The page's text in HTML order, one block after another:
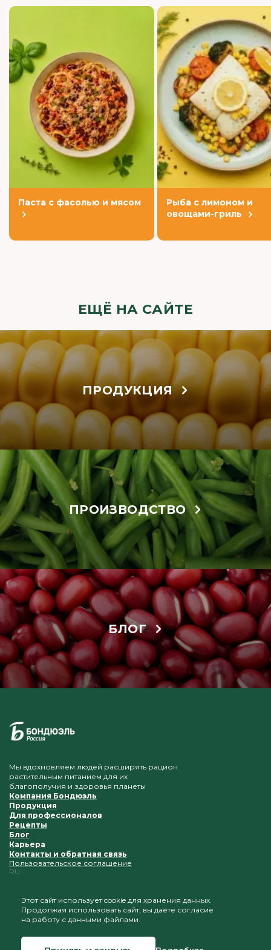
Паста с фасолью и мясом
Рыба с лимоном и
овощами-гриль
ЕЩЁ НА САЙТЕ
ПРОДУКЦИЯ
ПРОИЗВОДСТВО
БЛОГ
Мы вдохновляем людей расширять рацион
растительным питанием для их
благополучия и здоровья планеты
Компания Бондюэль
Продукция
Для профессионалов
Рецепты
Блог
Карьера
Контакты и обратная связь
Пользовательское соглашение
RU
Приветствуется копирование и размещение
материалов при условии сохранения ссылки на наш
Этот сайт использует cookie для хранения данных.
Продолжая использовать сайт, вы даете согласие
на работу с данными файлами.